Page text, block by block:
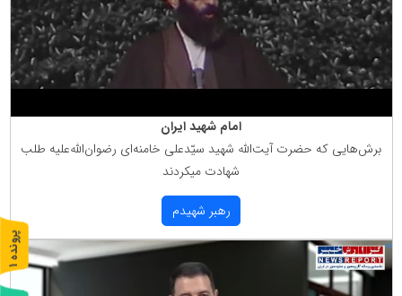
امام شهید ایران
برش‌هایی كه حضرت آیت‌الله شهید سیّدعلی خامنه‌ای رضوان‌الله‌علیه طلب
شهادت میكردند
رهبر شهیدم
پ
ر
و
ن
د
ه
1